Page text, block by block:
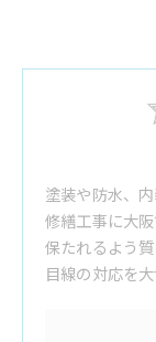
塗装や防水、
修繕工事に大
保たれるよう
目線の対応を